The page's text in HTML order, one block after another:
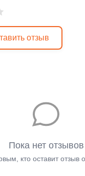
отзыв
Пока нет отзывов
кто оставит отзыв